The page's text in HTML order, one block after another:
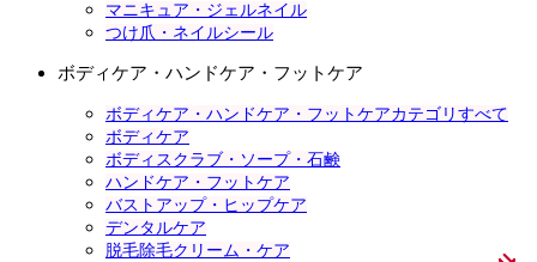
マニキュア・ジェルネイル
つけ爪・ネイルシール
ボディケア・ハンドケア・フットケア
ボディケア・ハンドケア・フットケアカテゴリすべて
ボディケア
ボディスクラブ・ソープ・石鹸
ハンドケア・フットケア
バストアップ・ヒップケア
デンタルケア
脱毛除毛クリーム・ケア